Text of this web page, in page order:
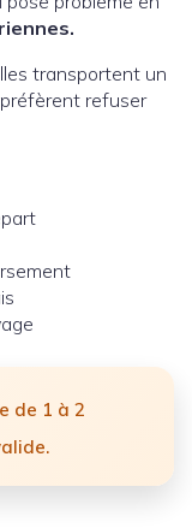
transportent un
refuser
de 1 à 2